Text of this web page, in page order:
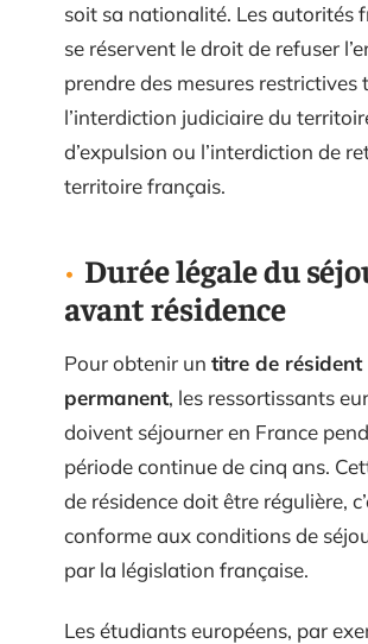
soit sa nationalité. Les autorités
se réservent le droit de refuser
prendre des mesures restrictives
l’interdiction judiciaire du
d’expulsion ou l’interdiction de
territoire français.
Durée légale du
avant résidence
Pour obtenir un titre de résident
permanent, les ressortissants
doivent séjourner en France
période continue de cinq ans.
de résidence doit être régulière,
conforme aux conditions de
par la législation française.
Les étudiants européens, par